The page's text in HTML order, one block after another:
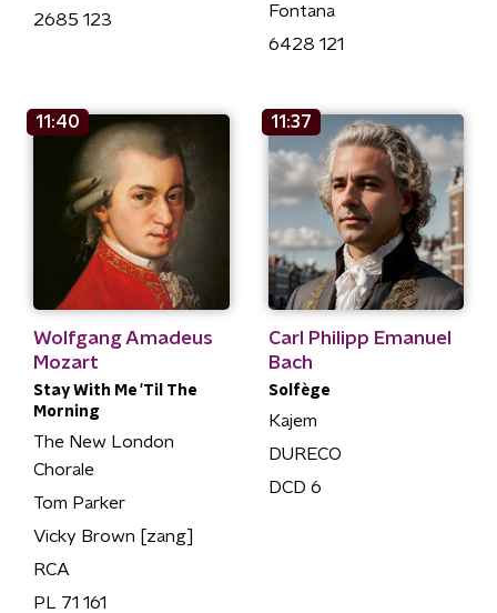
2685 123
Fontana
6428 121
11:40
Wolfgang Amadeus
Mozart
Stay With Me 'Til The
Morning
The New London
Chorale
Tom Parker
Vicky Brown [zang]
RCA
PL 71 161
11:37
Carl Philipp Emanuel
Bach
Solfège
Kajem
DURECO
DCD 6